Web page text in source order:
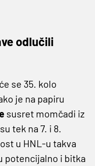
odlučili
se 35. kolo
je na papiru
susret momčadi iz
tek na 7. i 8.
u HNL-u takva
potencijalno i bitka